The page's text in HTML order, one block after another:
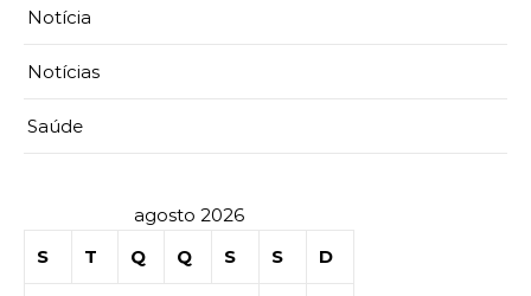
Notícia
Notícias
Saúde
agosto 2026
S
T Q Q S S D